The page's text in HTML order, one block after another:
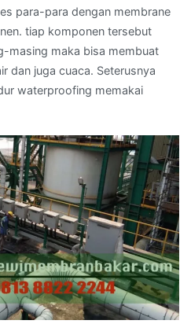
para-para dengan membrane
tiap komponen tersebut
masing maka bisa membuat
dan juga cuaca. Seterusnya
waterproofing memakai